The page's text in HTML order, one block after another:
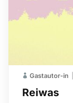
Reiwas
Gastautor-in